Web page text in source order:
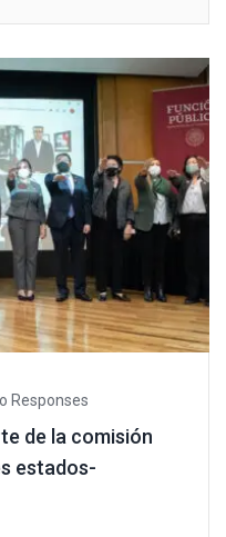
Responses
de la comisión
estados-